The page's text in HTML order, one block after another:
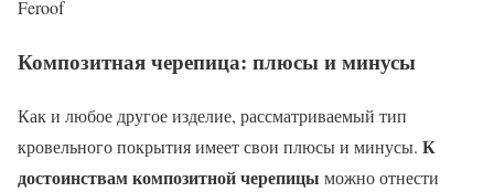
Feroof
Композитная черепица: плюсы и минусы
Как и любое другое изделие, рассматриваемый тип
кровельного покрытия имеет свои плюсы и минусы. К
достоинствам композитной черепицы можно отнести